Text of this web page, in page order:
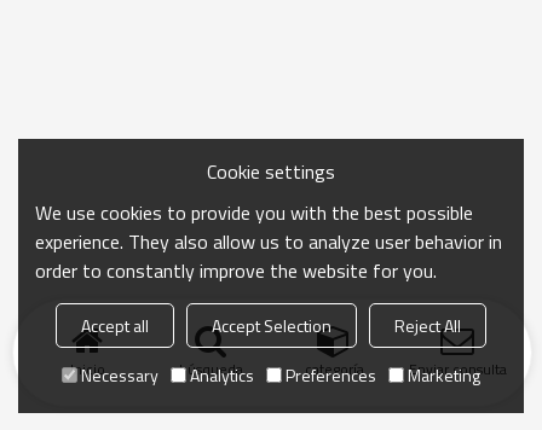
Inicio búsqueda categoría Enviar consulta
Cookie settings
We use cookies to provide you with the best possible
experience. They also allow us to analyze user behavior in
order to constantly improve the website for you.
Accept all Accept Selection
Reject All
Necessary
Analytics Preferences Marketing